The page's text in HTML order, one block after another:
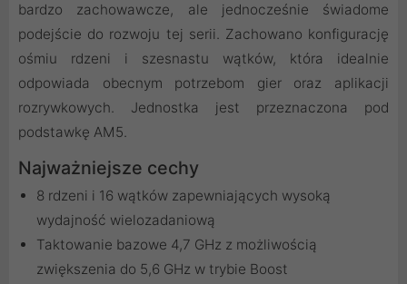
bardzo zachowawcze, ale jednocześnie świadome
podejście do rozwoju tej serii. Zachowano konfigurację
ośmiu rdzeni i szesnastu wątków, która idealnie
odpowiada obecnym potrzebom gier oraz aplikacji
rozrywkowych. Jednostka jest przeznaczona pod
podstawkę AM5.
Najważniejsze cechy
8 rdzeni i 16 wątków zapewniających wysoką
wydajność wielozadaniową
Taktowanie bazowe 4,7 GHz z możliwością
zwiększenia do 5,6 GHz w trybie Boost